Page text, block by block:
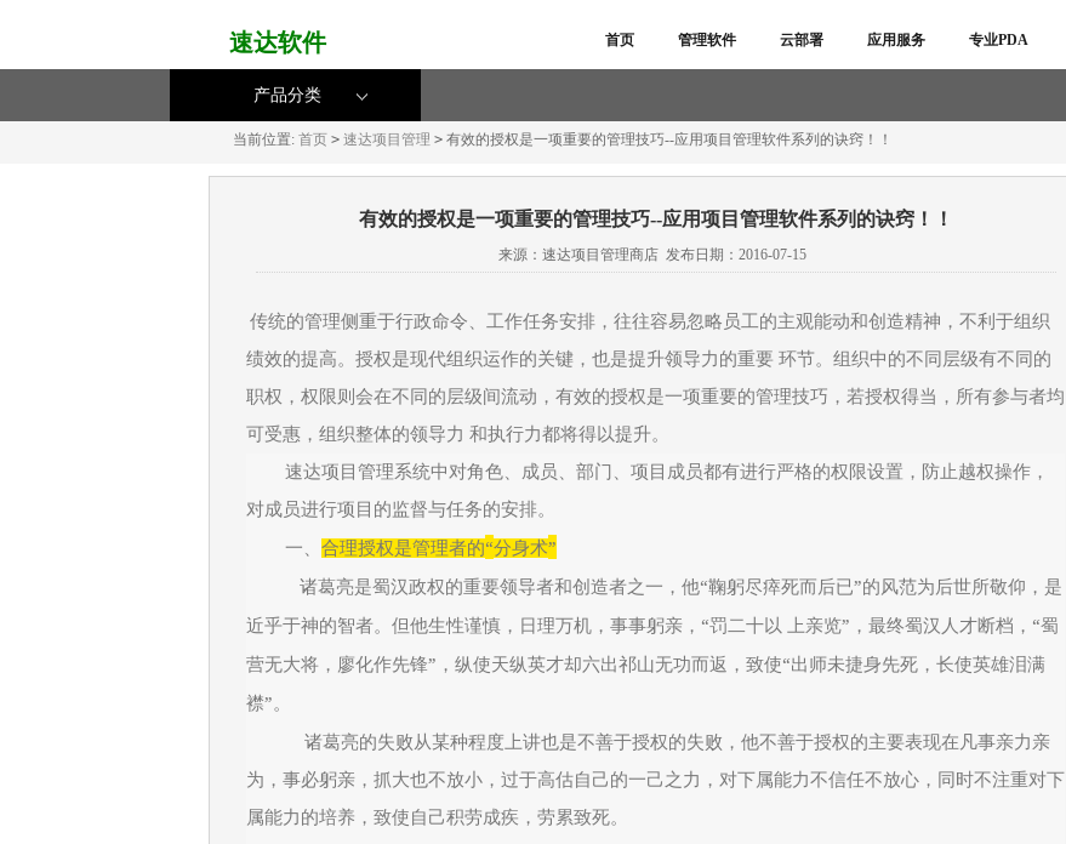
速达软件 首页 管理软件 云部署 应用服务 专业PDA
产品分类
当前位置: 首页 > 速达项目管理 > 有效的授权是一项重要的管理技巧--应用项目管理软件系列的诀窍！！
有效的授权是一项重要的管理技巧--应用项目管理软件系列的诀窍！！
来源：速达项目管理商店 发布日期：2016-07-15
传统的管理侧重于行政命令、工作任务安排，往往容易忽略员工的主观能动和创造精神，不利于组织
绩效的提高。授权是现代组织运作的关键，也是提升领导力的重要 环节。组织中的不同层级有不同的
职权，权限则会在不同的层级间流动，有效的授权是一项重要的管理技巧，若授权得当，所有参与者均
可受惠，组织整体的领导力 和执行力都将得以提升。
速达项目管理系统中对角色、成员、部门、项目成员都有进行严格的权限设置，防止越权操作，
对成员进行项目的监督与任务的安排。
一、 合理授权是管理者的“分身术”
诸葛亮是蜀汉政权的重要领导者和创造者之一，他“鞠躬尽瘁死而后已”的风范为后世所敬仰，是
近乎于神的智者。但他生性谨慎，日理万机，事事躬亲， “罚二十以 上亲览” ，最终蜀汉人才断档， “蜀
营无大将，廖化作先锋” ，纵使天纵英才却六出祁山无功而返，致使“出师未捷身先死，长使英雄泪满
襟”。
诸葛亮的失败从某种程度上讲也是不善于授权的失败，他不善于授权的主要表现在凡事亲力亲
为，事必躬亲，抓大也不放小，过于高估自己的一己之力，对下属能力不信任不放心，同时不注重对下
属能力的培养，致使自己积劳成疾，劳累致死。